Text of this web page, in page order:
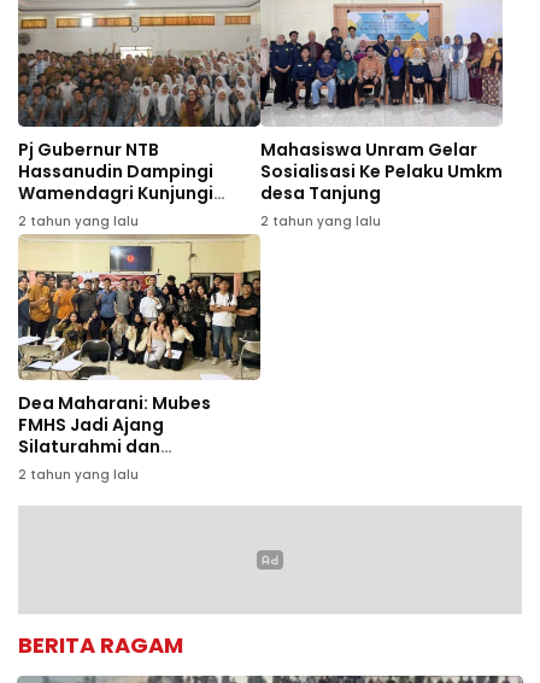
Pj Gubernur NTB
Hassanudin Dampingi
Wamendagri Kunjungi
SMAN 1 Mataram
2 tahun yang lalu
Mahasiswa Unram Gelar
Sosialisasi Ke Pelaku Umkm
desa Tanjung
2 tahun yang lalu
Dea Maharani: Mubes
FMHS Jadi Ajang
Silaturahmi dan
Regenerasi
2 tahun yang lalu
BERITA RAGAM